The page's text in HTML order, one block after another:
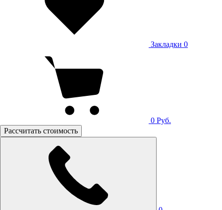
Закладки 0
0 Руб.
Рассчитать стоимость